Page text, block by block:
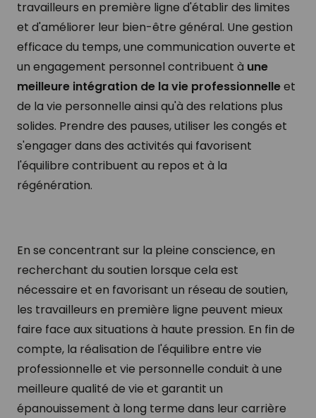
travailleurs en première ligne d'établir des limites
et d'améliorer leur bien-être général. Une gestion
efficace du temps, une communication ouverte et
un engagement personnel contribuent à une
meilleure intégration de la vie professionnelleet
de la vie personnelle ainsi qu'à des relations plus
solides. Prendre des pauses, utiliser les congés et
s'engager dans des activités qui favorisent
l'équilibre contribuent au repos et à la
régénération.
En se concentrant sur la pleine conscience, en
recherchant du soutien lorsque cela est
nécessaire et en favorisant un réseau de soutien,
les travailleurs en première ligne peuvent mieux
faire face aux situations à haute pression. En fin de
compte, la réalisation de l'équilibre entre vie
professionnelle et vie personnelle conduit à une
meilleure qualité de vie et garantit un
épanouissement à long terme dans leur carrière